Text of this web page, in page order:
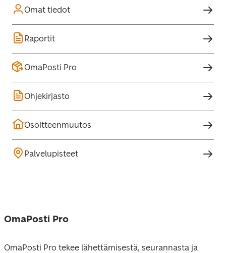
Omat tiedot
Raportit
OmaPosti Pro
Ohjekirjasto
Osoitteenmuutos
Palvelupisteet
OmaPosti Pro
OmaPosti Pro tekee lähettämisestä, seurannasta ja